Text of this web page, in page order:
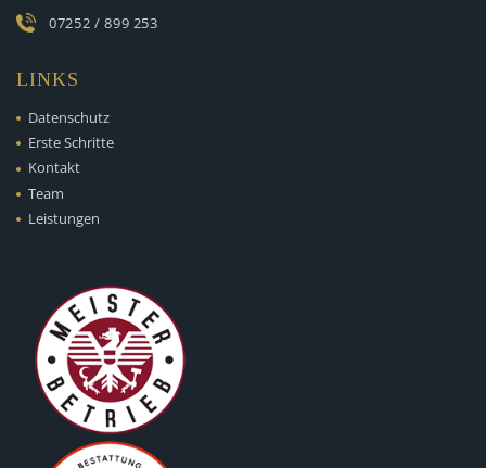
07252 / 899 253
LINKS
Datenschutz
Erste Schritte
Kontakt
Team
Leistungen